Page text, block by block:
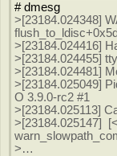
# dmesg
>[23184.024348]
>[23184.024416]
>[23184.024455] tty
>[23184.024481]
>[23184.025049]
O 3.9.0-rc2 #1
>[23184.025113]
>[23184.025147]
>…